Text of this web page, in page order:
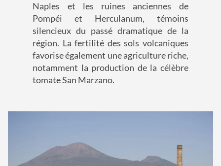
Naples et les ruines anciennes de
Pompéi et Herculanum, témoins
silencieux du passé dramatique de la
région. La fertilité des sols volcaniques
favorise également une agriculture riche,
notamment la production de la célèbre
tomate San Marzano.